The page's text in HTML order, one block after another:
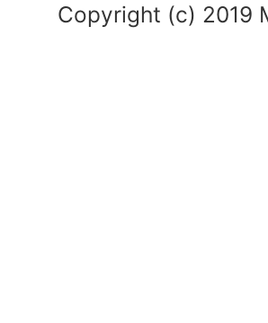
Copyright (c) 2019